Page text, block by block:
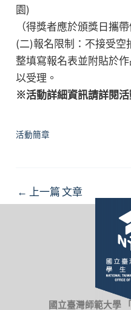
園)
（得獎者應於頒獎日攜
(二)報名限制：不接受空
整填寫報名表並附貼於
以受理。
※活動詳細資訊請詳閱活
活動簡章
Post
navigation
← 上一篇 文章
國立臺灣師範大學 「